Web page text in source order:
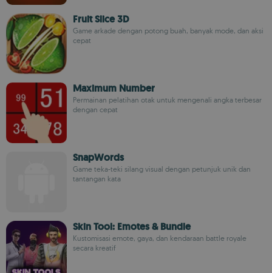
Fruit Slice 3D
Game arkade dengan potong buah, banyak mode, dan aksi
cepat
Maximum Number
Permainan pelatihan otak untuk mengenali angka terbesar
dengan cepat
SnapWords
Game teka-teki silang visual dengan petunjuk unik dan
tantangan kata
Skin Tool: Emotes & Bundle
Kustomisasi emote, gaya, dan kendaraan battle royale
secara kreatif